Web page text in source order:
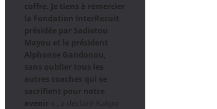
coffre. Je tiens à remercier
la Fondation InterRecuit
présidée par Sadietou
Mayou et le président
Alphonse Gandonou,
sans oublier tous les
autres coaches qui se
sacrifient pour notre
avenir « , a déclaré Kakpo